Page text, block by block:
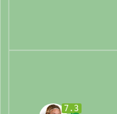
7.3